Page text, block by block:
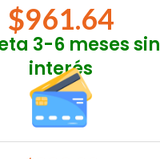
$961.64
3-6 meses sin
interés